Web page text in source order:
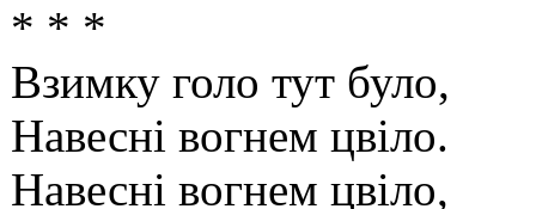
* * *
Взимку голо тут було,
Навесні вогнем цвіло.
Навесні вогнем цвіло,